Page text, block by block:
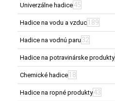
Univerzálne hadice45
Hadice na vodu a vzduc 189
Hadice na vodnú paru 32
Hadice na potravinárske produkty
Chemické hadice 18
Hadice na ropné produkty43